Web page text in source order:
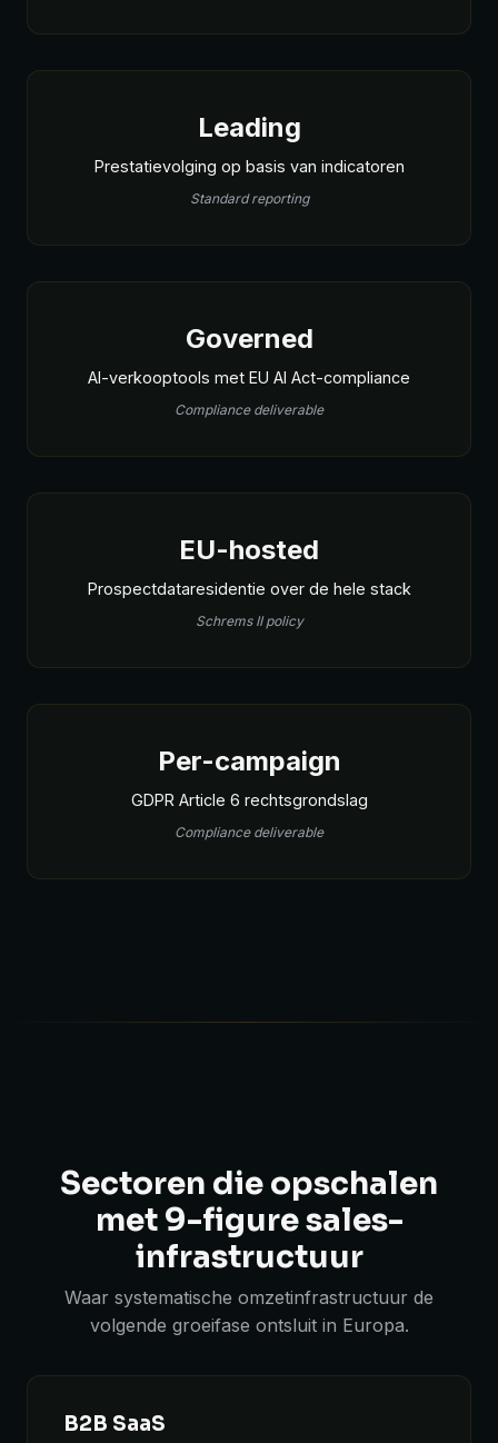
Leading
Prestatievolging op basis van indicatoren
Standard reporting
Governed
AI-verkooptools met EU AI Act-compliance
Compliance deliverable
EU-hosted
Prospectdataresidentie over de hele stack
Schrems II policy
Per-campaign
GDPR Article 6 rechtsgrondslag
Compliance deliverable
Sectoren die opschalen
met 9-figure sales-
infrastructuur
Waar systematische omzetinfrastructuur de
volgende groeifase ontsluit in Europa.
B2B SaaS